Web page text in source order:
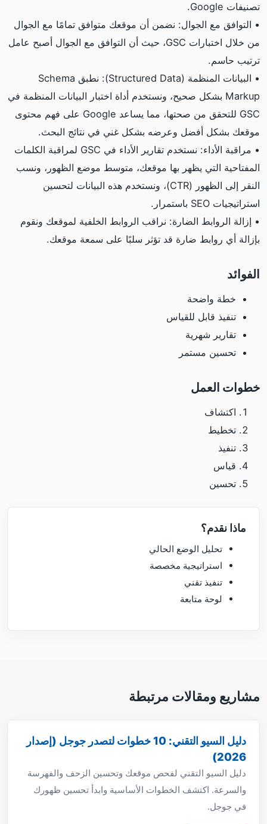
تصنيفات Google.
• التوافق مع الجوال: نضمن أن موقعك متوافق تمامًا مع الجوال
من خلال اختبارات GSC، حيث أن التوافق مع الجوال أصبح عامل
ترتيب حاسم.
• البيانات المنظمة (Structured Data): نطبق Schema
Markup بشكل صحيح، ونستخدم أداة اختبار البيانات المنظمة في
GSC للتحقق من صحتها، مما يساعد Google على فهم محتوى
موقعك بشكل أفضل وعرضه بشكل غني في نتائج البحث.
• مراقبة الأداء: نستخدم تقارير الأداء في GSC لمراقبة الكلمات
المفتاحية التي يظهر بها موقعك، متوسط موضع الظهور، ونسب
النقر إلى الظهور (CTR)، ونستخدم هذه البيانات لتحسين
استراتيجيات SEO باستمرار.
• إزالة الروابط الضارة: نراقب الروابط الخلفية لموقعك ونقوم
بإزالة أي روابط ضارة قد تؤثر سلبًا على سمعة موقعك.
الفوائد
خطة واضحة
تنفيذ قابل للقياس
تقارير شهرية
تحسين مستمر
خطوات العمل
اكتشاف
تخطيط
تنفيذ
قياس
تحسين
ماذا نقدم؟
تحليل الوضع الحالي
استراتيجية مخصصة
تنفيذ تقني
لوحة متابعة
مشاريع ومقالات مرتبطة
دليل السيو التقني: 10 خطوات لتصدر جوجل (إصدار
2026)
دليل السيو التقني لفحص موقعك وتحسين الزحف والفهرسة
والسرعة. اكتشف الخطوات الأساسية وابدأ تحسين ظهورك
في جوجل.